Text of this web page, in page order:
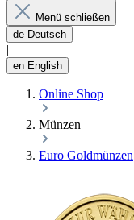
Menü schließen
de Deutsch
en English
Online Shop
Münzen
Euro Goldmünzen